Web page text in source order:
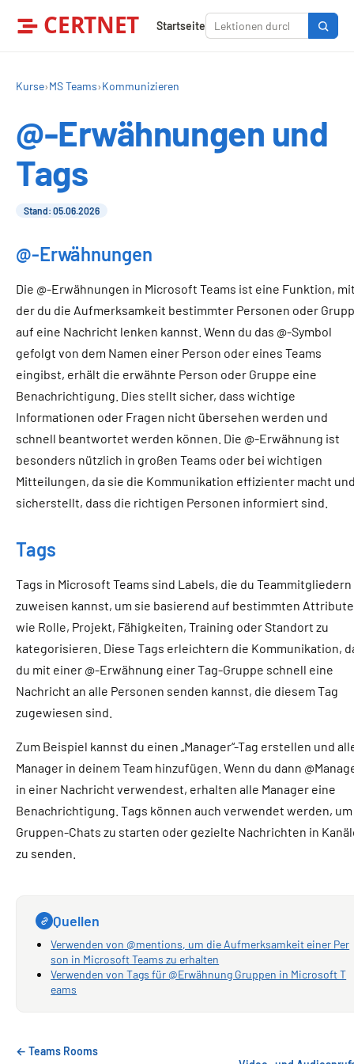
CERTNET Startseite
Kurse›MS Teams›Kommunizieren
@-Erwähnungen und
Tags
Stand: 05.06.2026
@-Erwähnungen
Die @-Erwähnungen in Microsoft Teams ist eine Funktion,
der du die Aufmerksamkeit bestimmter Personen oder
auf eine Nachricht lenken kannst. Wenn du das @-Symbol
gefolgt von dem Namen einer Person oder eines Teams
eingibst, erhält die erwähnte Person oder Gruppe eine
Benachrichtigung. Dies stellt sicher, dass wichtige
Informationen oder Fragen nicht übersehen werden und
schnell beantwortet werden können. Die @-Erwähnung ist
besonders nützlich in großen Teams oder bei wichtigen
Mitteilungen, da sie die Kommunikation effizienter macht
sicherstellt, dass die richtigen Personen informiert sind.
Tags
Tags in Microsoft Teams sind Labels, die du Teammitgliedern
zuweisen kannst, um sie basierend auf bestimmten
wie Rolle, Projekt, Fähigkeiten, Training oder Standort zu
kategorisieren. Diese Tags erleichtern die Kommunikation,
du mit einer @-Erwähnung einer Tag-Gruppe schnell eine
Nachricht an alle Personen senden kannst, die diesem Tag
zugewiesen sind.
Zum Beispiel kannst du einen „Manager“-Tag erstellen und
Manager in deinem Team hinzufügen. Wenn du dann
in einer Nachricht verwendest, erhalten alle Manager eine
Benachrichtigung. Tags können auch verwendet werden, um
Gruppen-Chats zu starten oder gezielte Nachrichten in
zu senden.
Quellen
Verwenden von @mentions, um die Aufmerksamkeit einer Per
son in Microsoft Teams zu erhalten
Verwenden von Tags für @Erwähnung Gruppen in Microsoft T
eams
← Teams Rooms